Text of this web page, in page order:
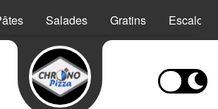
Salades Gratins